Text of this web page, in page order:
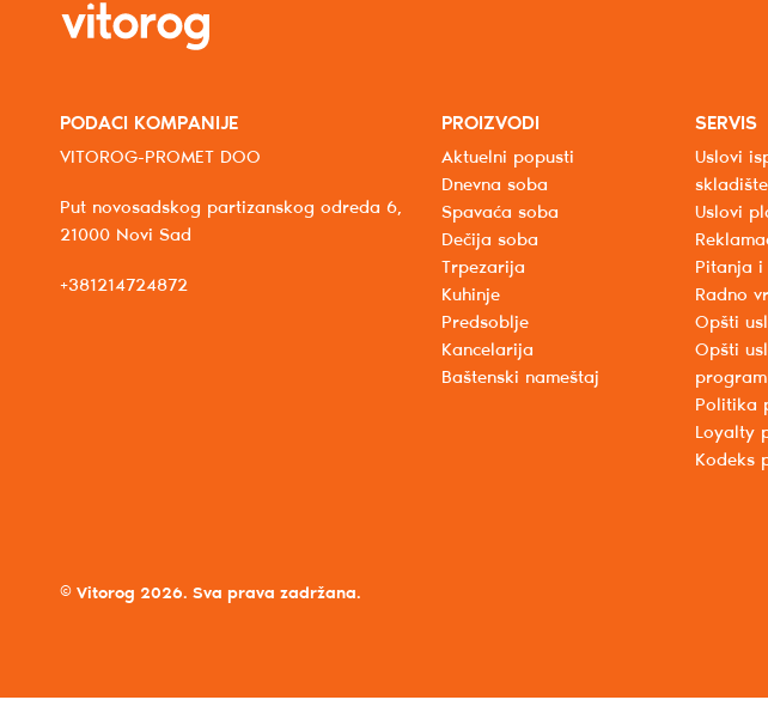
PODACI KOMPANIJE
VITOROG-PROMET DOO
Put novosadskog partizanskog odreda 6,
21000 Novi Sad
+381214724872
PROIZVODI
Aktuelni popusti
Dnevna soba
Spavaća soba
Dečija soba
Trpezarija
Kuhinje
Predsoblje
Kancelarija
Baštenski nameštaj
SERVIS
Uslovi
Uslovi
Pitanja
Radno
Opšti
Opšti
program
Politika
Loyalty
Kodeks
© Vitorog 2026. Sva prava zadržana.